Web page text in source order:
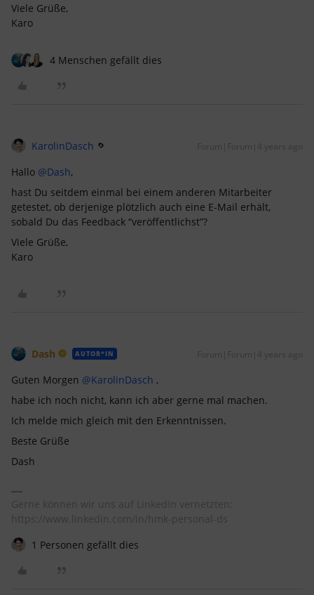
Viele Grüße,
Karo
4 Menschen gefällt dies
KarolinDasch Forum|Forum|4 years ago
Hallo @Dash,
hast Du seitdem einmal bei einem anderen Mitarbeiter
getestet, ob derjenige plötzlich auch eine E-Mail erhält,
sobald Du das Feedback “veröffentlichst”?
Viele Grüße,
Karo
Dash AUTOR*IN Forum|Forum|4 years ago
Guten Morgen @KarolinDasch ,
habe ich noch nicht, kann ich aber gerne mal machen.
Ich melde mich gleich mit den Erkenntnissen.
Beste Grüße
Dash
Gerne können wir uns auf LinkedIn vernetzten:
https://www.linkedin.com/in/hmk-personal-ds
1 Personen gefällt dies